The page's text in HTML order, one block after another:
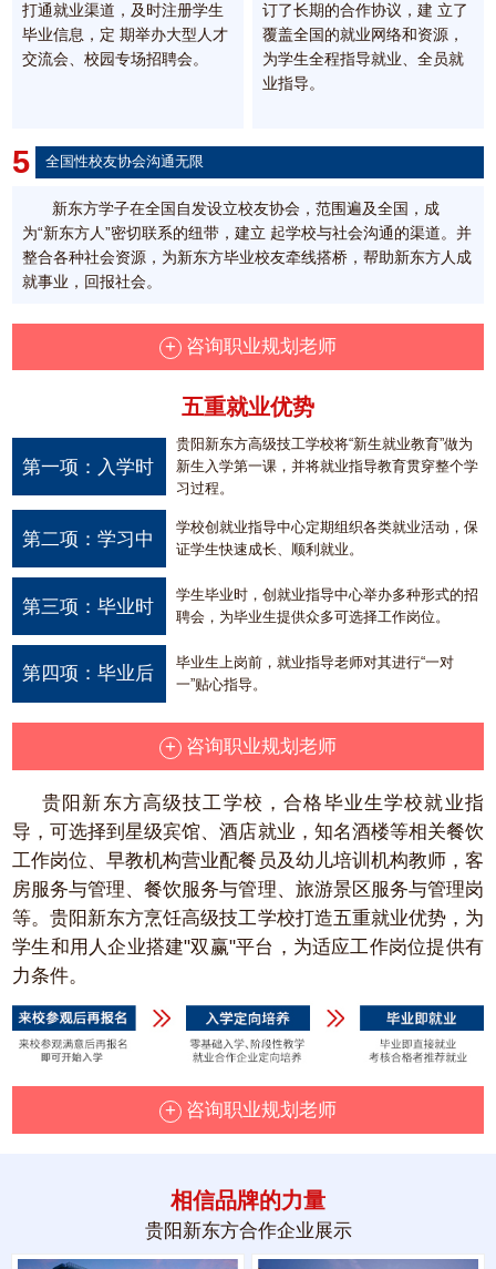
打通就业渠道，及时注册学生
毕业信息，定 期举办大型人才
交流会、校园专场招聘会。
订了长期的合作协议，建 立了
覆盖全国的就业网络和资源，
为学生全程指导就业、全员就
业指导。
5 全国性校友协会沟通无限
新东方学子在全国自发设立校友协会，范围遍及全国，成
为“新东方人”密切联系的纽带，建立 起学校与社会沟通的渠道。并
整合各种社会资源，为新东方毕业校友牵线搭桥，帮助新东方人成
就事业，回报社会。
+ 咨询职业规划老师
五重就业优势
第一项：入学时
贵阳新东方高级技工学校将“新生就业教育”做为
新生入学第一课，并将就业指导教育贯穿整个学
习过程。
第二项：学习中
学校创就业指导中心定期组织各类就业活动，保
证学生快速成长、顺利就业。
第三项：毕业时
学生毕业时，创就业指导中心举办多种形式的招
聘会，为毕业生提供众多可选择工作岗位。
第四项：毕业后
毕业生上岗前，就业指导老师对其进行“一对
一”贴心指导。
+ 咨询职业规划老师
贵阳新东方高级技工学校，合格毕业生学校就业指
导，可选择到星级宾馆、酒店就业，知名酒楼等相关餐饮
工作岗位、早教机构营业配餐员及幼儿培训机构教师，客
房服务与管理、餐饮服务与管理、旅游景区服务与管理岗
等。贵阳新东方烹饪高级技工学校打造五重就业优势，为
学生和用人企业搭建"双赢"平台，为适应工作岗位提供有
力条件。
+ 咨询职业规划老师
相信品牌的力量
贵阳新东方合作企业展示